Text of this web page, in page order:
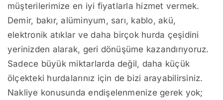
müşterilerimize en iyi fiyatlarla hizmet vermek.
Demir, bakır, alüminyum, sarı, kablo, akü,
elektronik atıklar ve daha birçok hurda çeşidini
yerinizden alarak, geri dönüşüme kazandırıyoruz.
Sadece büyük miktarlarda değil, daha küçük
ölçekteki hurdalarınız için de bizi arayabilirsiniz.
Nakliye konusunda endişelenmenize gerek yok;